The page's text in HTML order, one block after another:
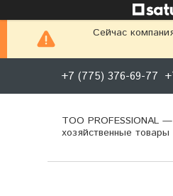
Сейчас
+7 (775) 376-69-77
ТОО PROFESSIONAL
хозяйственные товары